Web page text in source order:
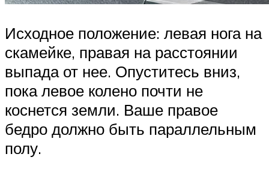
Исходное положение: левая нога на
скамейке, правая на расстоянии
выпада от нее. Опуститесь вниз,
пока левое колено почти не
коснется земли. Ваше правое
бедро должно быть параллельным
полу.